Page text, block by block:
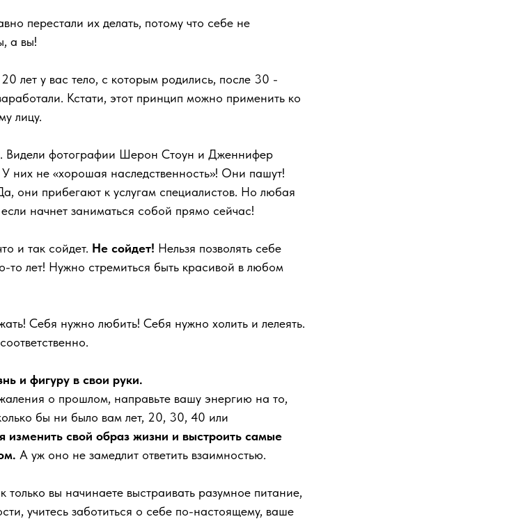
перестали их делать, потому что себе не
а вы!
лет у вас тело, с которым родились, после 30 -
Кстати, этот принцип можно применить ко
лицу.
Видели фотографии Шерон Стоун и Дженнифер
них не «хорошая наследственность»! Они пашут!
они прибегают к услугам специалистов. Но любая
начнет заниматься собой прямо сейчас!
и так сойдет. Не сойдет! Нельзя позволять себе
то лет! Нужно стремиться быть красивой в любом
Себя нужно любить! Себя нужно холить и лелеять.
и фигуру в свои руки.
о прошлом, направьте вашу энергию на то,
бы ни было вам лет, 20, 30, 40 или
свой образ жизни и выстроить самые
А уж оно не замедлит ответить взаимностью.
вы начинаете выстраивать разумное питание,
учитесь заботиться о себе по-настоящему, ваше